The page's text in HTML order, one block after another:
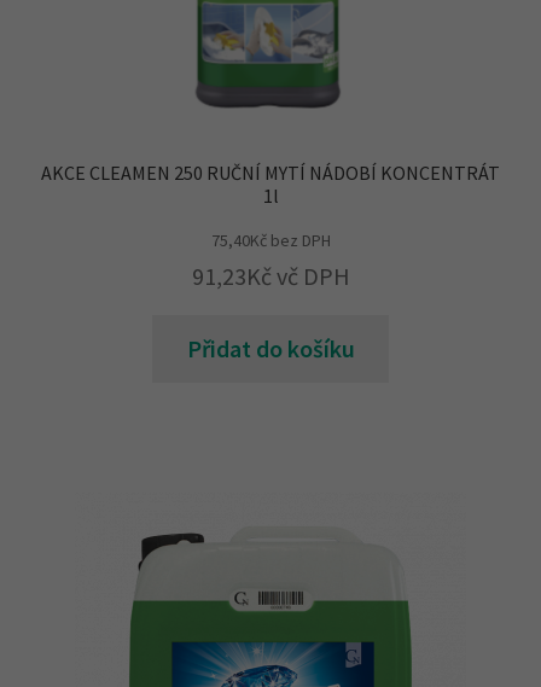
AKCE CLEAMEN 250 RUČNÍ MYTÍ NÁDOBÍ KONCENTRÁT
1l
75,40Kčbez DPH
91,23Kč vč DPH
Přidat do košíku